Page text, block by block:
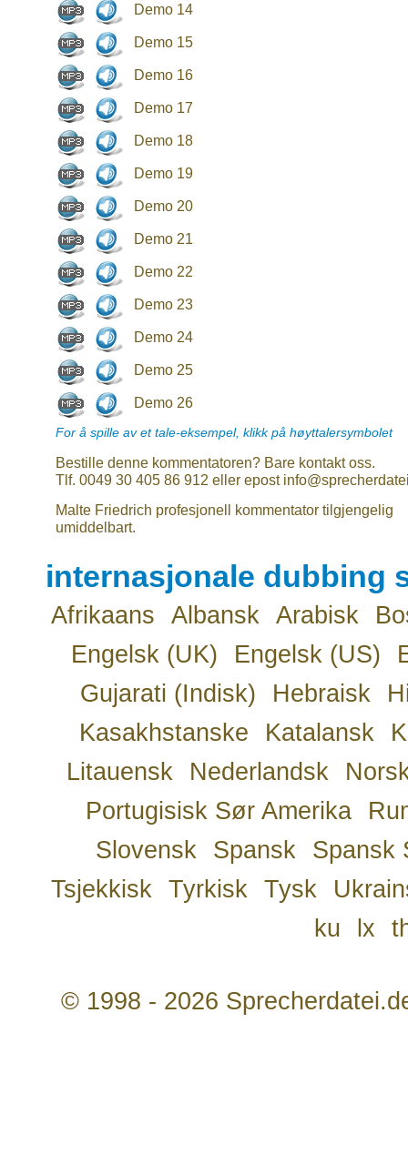
Demo 14
Demo 15
Demo 16
Demo 17
Demo 18
Demo 19
Demo 20
Demo 21
Demo 22
Demo 23
Demo 24
Demo 25
Demo 26
For å spille av et tale-eksempel, klikk på høyttalersymbolet
Bestille denne kommentatoren? Bare kontakt oss.
Tlf. 0049 30 405 86 912 eller epost
Malte Friedrich profesjonell kommentator tilgjengelig
umiddelbart.
internasjonale dubbing
Afrikaans Albansk Arabisk
Engelsk (UK)
Engelsk (US)
Gujarati (Indisk)
Hebraisk
Kasakhstanske
Katalansk
Litauensk
Nederlandsk
Portugisisk Sør Amerika
Slovensk
Spansk
Spansk
Tsjekkisk
Tyrkisk Tysk
ku
lx
© 1998 - 2026